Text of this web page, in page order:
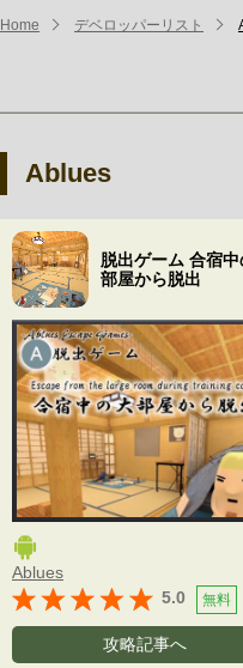
Home デベロッパーリスト
Ablues
脱出ゲーム 合宿
部屋から脱出
Ablues
5.0
無料
攻略記事へ